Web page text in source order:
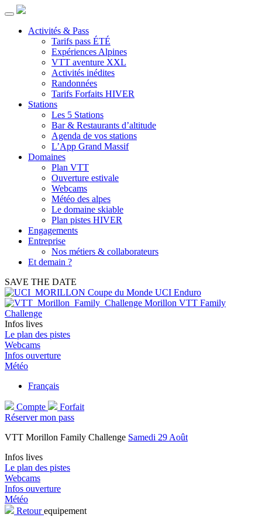
Activités & Pass
Tarifs pass ÉTÉ
Expériences Alpines
VTT aventure XXL
Activités inédites
Randonnées
Tarifs Forfaits HIVER
Stations
Les 5 Stations
Bar & Restaurants d’altitude
Agenda de vos stations
L’App Grand Massif
Domaines
Plan VTT
Ouverture estivale
Webcams
Météo des alpes
Le domaine skiable
Plan pistes HIVER
Engagements
Entreprise
Nos métiers & collaborateurs
Et demain ?
SAVE THE DATE
Coupe du Monde UCI Enduro
Morillon VTT Family
Challenge
Infos lives
Le plan des pistes
Webcams
Infos ouverture
Météo
Français
Compte
Forfait
Réserver mon pass
VTT Morillon Family Challenge Samedi 29 Août
Infos lives
Le plan des pistes
Webcams
Infos ouverture
Météo
Retourequipement